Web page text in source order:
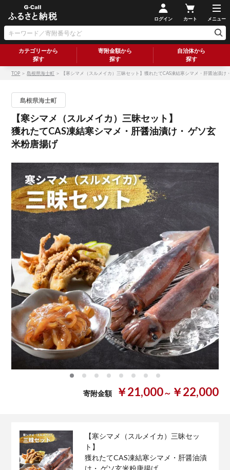
ログイン カート メニュー
カテゴリーから
探す
寄附金額から
探す
自治体から
探す
TOP ＞島根県海士町 ＞ 【寒シマメ（スルメイカ）三昧セット】獲れたてCAS凍結寒シマメ・肝醤油漬け
島根県海士町
【寒シマメ（スルメイカ）三昧セット】
獲れたてCAS凍結寒シマメ・肝醤油漬け・ ゲソ玄
米粉唐揚げ
寄附金額 ￥21,000～ ￥22,000
【寒シマメ（スルメイカ）三昧セッ
ト】
獲れたてCAS凍結寒シマメ・肝醤油漬